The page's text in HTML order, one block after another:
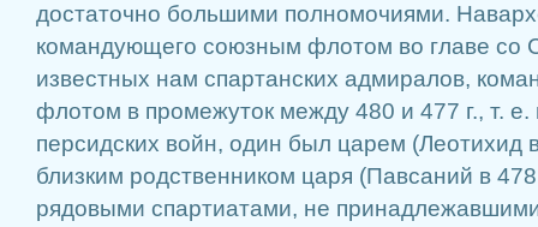
достаточно большими полномочиями.
командующего союзным флотом во главе со
известных нам спартанских адмиралов,
флотом в промежуток между 480 и 477 г., т. е.
персидских войн, один был царем (Леотихид
близким родственником царя (Павсаний в
рядовыми спартиатами, не